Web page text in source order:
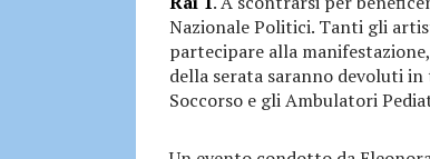
Nazionale Politici. Tanti gli
partecipare alla
della serata saranno devoluti in
Soccorso e gli Ambulatori